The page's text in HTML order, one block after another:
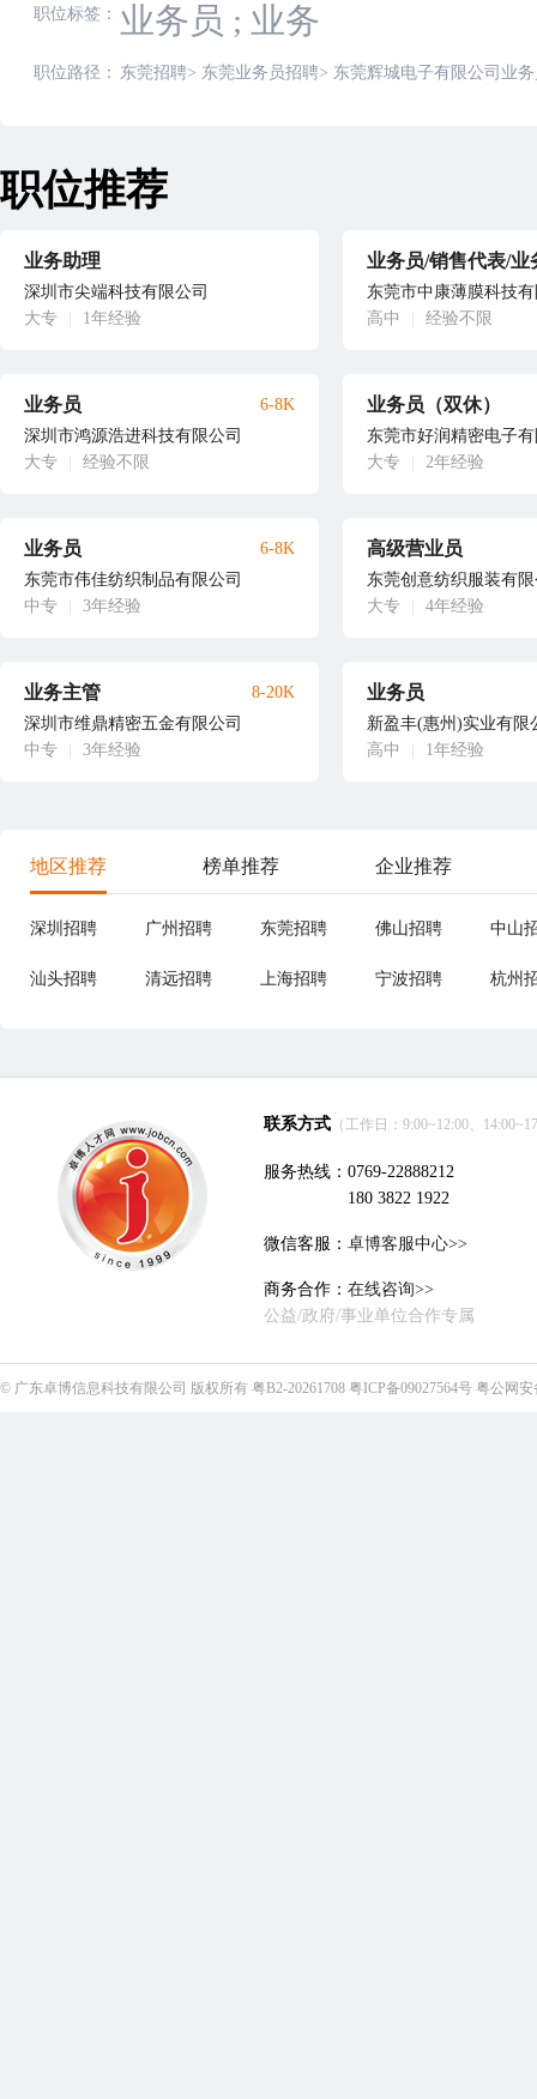
职位标签： 业务员 ; 业务
职位路径： 东莞招聘> 东莞业务员招聘> 东莞辉城电子有限公司业
职位推荐
业务助理
深圳市尖端科技有限公司
大专
1年经验
东莞市中康薄膜科技
高中
经验不限
业务员
深圳市鸿源浩进科技有限公司
大专
经验不限
6-8K 业务员（双休）
东莞市好润精密电子
大专
2年经验
业务员
东莞市伟佳纺织制品有限公司
中专
3年经验
6-8K 高级营业员
东莞创意纺织服装有
大专
4年经验
业务主管
深圳市维鼎精密五金有限公司
中专
3年经验
8-20K 业务员
新盈丰(惠州)实业有限
高中
1年经验
地区推荐 榜单推荐 企业推荐
深圳招聘 广州招聘 东莞招聘 佛山招聘 中山
汕头招聘 清远招聘 上海招聘 宁波招聘 杭州
联系方式 （工作日：9:00~12:00、
服务热线：0769-22888212
180 3822 1922
微信客服： 卓博客服中心>>
商务合作： 在线咨询>>
公益/政府/事业单位合作专属
© 广东卓博信息科技有限公司 版权所有 粤B2-20261708 粤ICP备09027564号 粤公网安